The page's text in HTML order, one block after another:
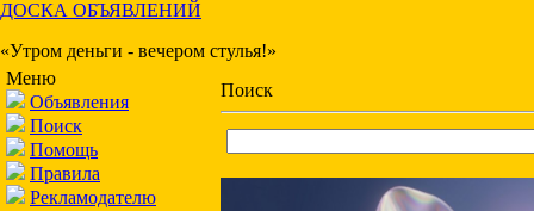
ДОСКА ОБЪЯВЛЕНИЙ
«Утром деньги - вечером стулья!»
Меню
Объявления
Поиск
Помощь
Правила
Рекламодателю
Поиск